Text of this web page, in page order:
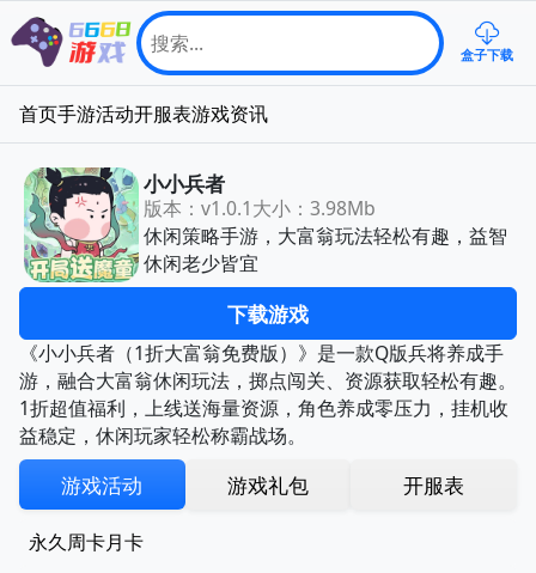
盒子下载
首页手游活动开服表游戏资讯
小小兵者
版本：v1.0.1大小：3.98Mb
休闲策略手游，大富翁玩法轻松有趣，益智
休闲老少皆宜
下载游戏
《小小兵者（1折大富翁免费版）》是一款Q版兵将养成手
游，融合大富翁休闲玩法，掷点闯关、资源获取轻松有趣。
1折超值福利，上线送海量资源，角色养成零压力，挂机收
益稳定，休闲玩家轻松称霸战场。
游戏活动 游戏礼包 开服表
永久周卡月卡